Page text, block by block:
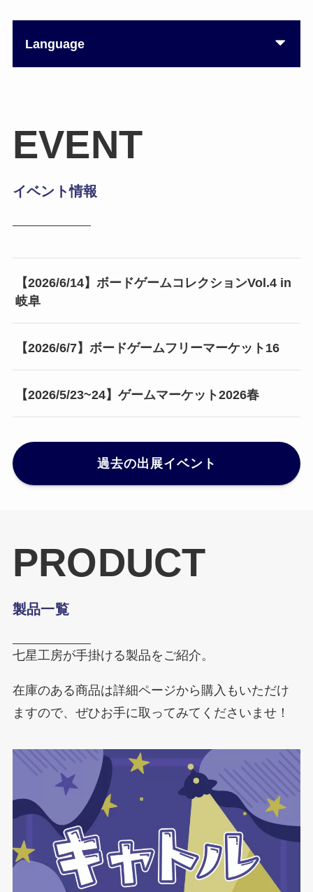
Language
EVENT
イベント情報
【2026/6/14】ボードゲームコレクションVol.4 in
岐阜
【2026/6/7】ボードゲームフリーマーケット16
【2026/5/23~24】ゲームマーケット2026春
過去の出展イベント
PRODUCT
製品一覧
七星工房が手掛ける製品をご紹介。
在庫のある商品は詳細ページから購入もいただけ
ますので、ぜひお手に取ってみてくださいませ！